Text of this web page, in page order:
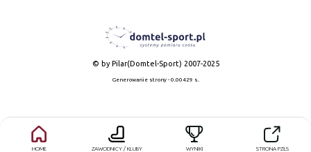
HOME ZAWODNICY / KLUBY WYNIKI STRONA PZŁS
© by Pilar(Domtel-Sport) 2007-2025
Generowanie strony - 0.00429 s.